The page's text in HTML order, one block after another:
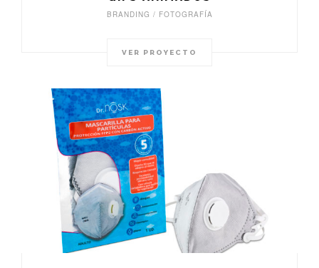
BRANDING / FOTOGRAFÍA
VER PROYECTO